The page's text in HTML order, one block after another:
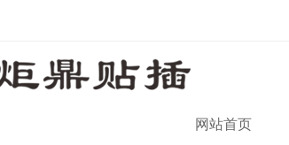
网站首页